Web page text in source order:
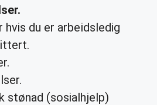
hvis du er arbeidsledig
stønad (sosialhjelp)